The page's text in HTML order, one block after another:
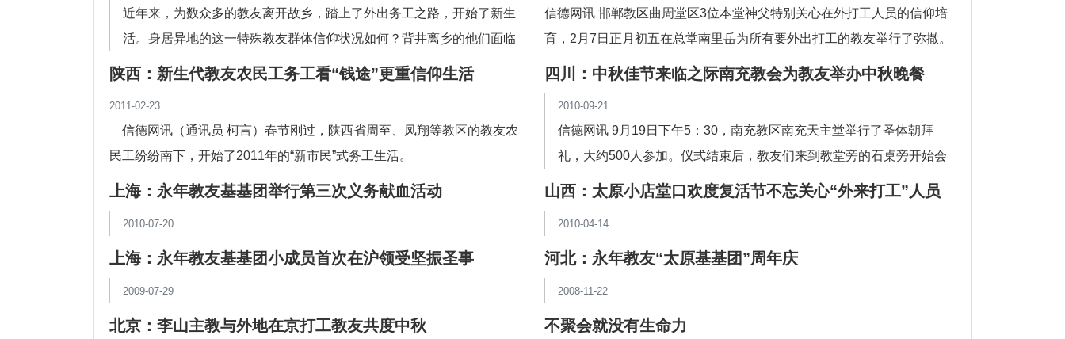
近年来，为数众多的教友离开故乡，踏上了外出务工之路，开始了新生
活。身居异地的这一特殊教友群体信仰状况如何？背井离乡的他们面临
着怎样...
信德网讯 邯郸教区曲周堂区3位本堂神父特别关心在外打工人员的信仰培
育，2月7日正月初五在总堂南里岳为所有要外出打工的教友举行了弥撒。
陕西：新生代教友农民工务工看“钱途”更重信仰生活
2011-02-23
信德网讯（通讯员 柯言）春节刚过，陕西省周至、凤翔等教区的教友农
民工纷纷南下，开始了2011年的“新市民”式务工生活。
四川：中秋佳节来临之际南充教会为教友举办中秋晚餐
2010-09-21
信德网讯 9月19日下午5：30，南充教区南充天主堂举行了圣体朝拜
礼，大约500人参加。仪式结束后，教友们来到教堂旁的石桌旁开始会
餐，主题是畅谈教会福传工作及信仰经验。正
上海：永年教友基基团举行第三次义务献血活动
2010-07-20
山西：太原小店堂口欢度复活节不忘关心“外来打工”人员
2010-04-14
上海：永年教友基基团小成员首次在沪领受坚振圣事
2009-07-29
河北：永年教友“太原基基团”周年庆
2008-11-22
北京：李山主教与外地在京打工教友共度中秋 不聚会就没有生命力